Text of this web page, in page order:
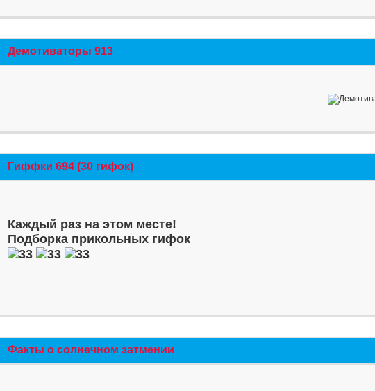
Демотиваторы 913
Гиффки 694 (30 гифок)
Каждый раз на этом месте!
Подборка прикольных гифок
Факты о солнечном затмении